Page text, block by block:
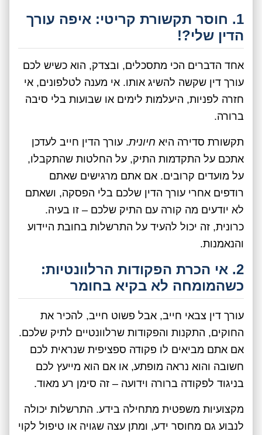
1. חוסר תקשורת קריטי: איפה עורך
הדין שלי?!
אחד הדברים הכי מתסכלים, ובצדק, הוא כשיש לכם
עורך דין שקשה להשיג אותו. אי מענה לטלפונים, אי
חזרה לפניות, היעלמות לימים או שבועות בלי סיבה
ברורה.
תקשורת סדירה היא חיונית. עורך הדין חייב לעדכן
אתכם על התקדמות התיק, על החלטות שהתקבלו,
על מועדים קרובים. אם אתם מרגישים שאתם
רודפים אחרי עורך הדין שלכם בלי הפסקה, ושאתם
לא יודעים מה קורה עם התיק שלכם – זו בעיה.
כרונית, זה יכול להעיד על התרשלות בחובת היידוע
והנאמנות.
2. אי הכרת הפקודות הרלוונטיות:
כשהמומחה לא בקיא בחומר
עורך דין צבאי חייב, אבל פשוט חייב, להכיר את
החוקים, התקנות והפקודות שרלוונטיים לתיק שלכם.
אם אתם מביאים לו פקודה ספציפית שנראית לכם
חשובה והוא נראה מופתע, או אם הוא מייעץ לכם
בניגוד לפקודה ברורה וידועה – זה סימן רע מאוד.
מקצועיות משפטית מתחילה בידע. התרשלות יכולה
לנבוע גם מחוסר ידע, ומתן עצה שגויה או טיפול לקוי